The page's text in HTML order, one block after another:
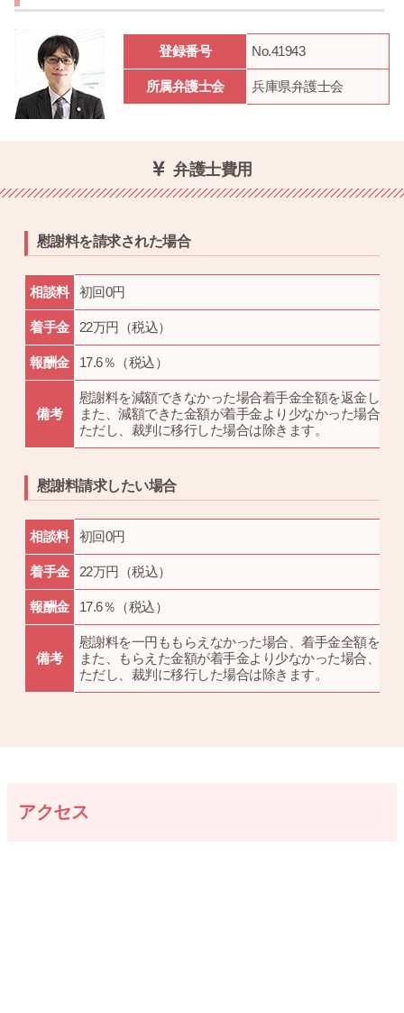
登録番号 No.41943
所属弁護士会 兵庫県弁護士会
弁護士費用
慰謝料を請求された場合
相談料 初回0円
着手金 22万円（税込）
報酬金 17.6％（税込）
備考
慰謝料を減額できなかった場合着手金全額を返金しま
また、減額できた金額が着手金より少なかった場合、
ただし、裁判に移行した場合は除きます。
慰謝料請求したい場合
相談料 初回0円
着手金 22万円（税込）
報酬金 17.6％（税込）
備考
慰謝料を一円ももらえなかった場合、着手金全額を返
また、もらえた金額が着手金より少なかった場合、着
ただし、裁判に移行した場合は除きます。
アクセス